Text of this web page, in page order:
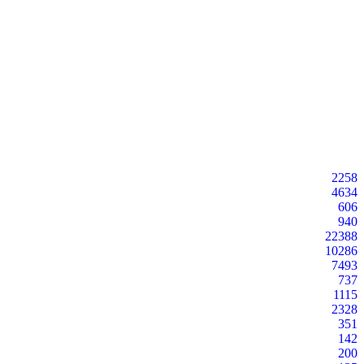
2258
4634
606
940
22388
10286
7493
737
1115
2328
351
142
200